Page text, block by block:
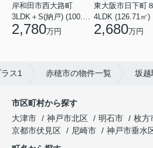
岸和田市西大路町
2,780万円
東大阪市日下町
4LDK (126.71㎡)
2,680万円
ス1 赤穂市の物件一覧 坂越
市区町村から探す
大津市
神戸市北区 明石市 枚方
京都市伏見区
尼崎市 神戸市垂水